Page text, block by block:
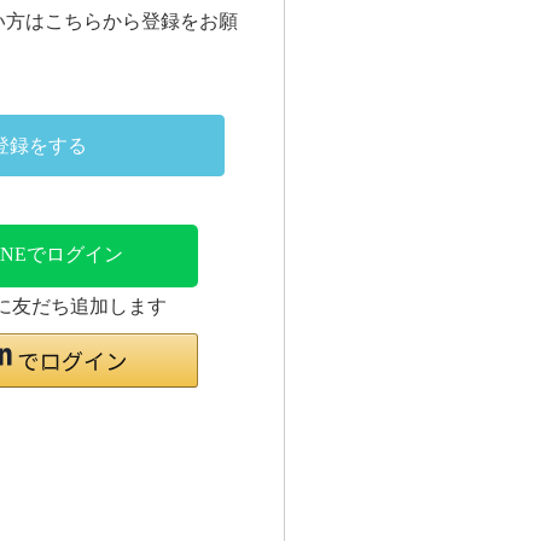
はこちらから登録をお願
録をする
でログイン
友だち追加します